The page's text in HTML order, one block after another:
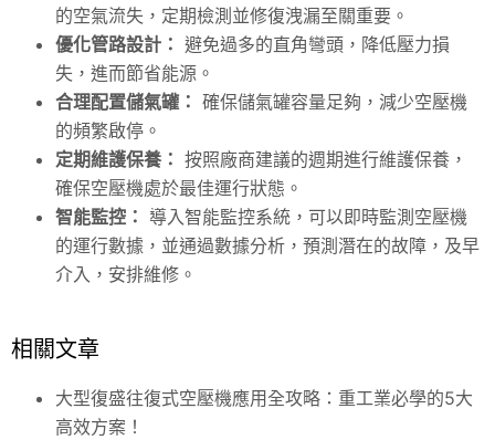
的空氣流失，定期檢測並修復洩漏至關重要。
優化管路設計： 避免過多的直角彎頭，降低壓力損
失，進而節省能源。
合理配置儲氣罐： 確保儲氣罐容量足夠，減少空壓機
的頻繁啟停。
定期維護保養： 按照廠商建議的週期進行維護保養，
確保空壓機處於最佳運行狀態。
智能監控： 導入智能監控系統，可以即時監測空壓機
的運行數據，並通過數據分析，預測潛在的故障，及早
介入，安排維修。
相關文章
大型復盛往復式空壓機應用全攻略：重工業必學的5大
高效方案！